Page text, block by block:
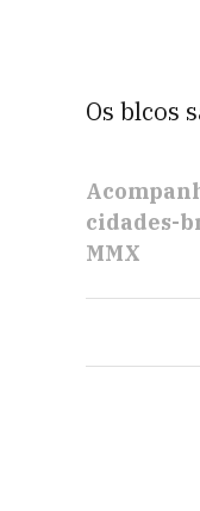
Os blcos
cidades-
MMX